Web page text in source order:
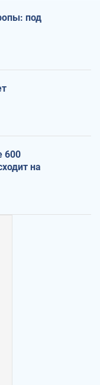
под
600
на